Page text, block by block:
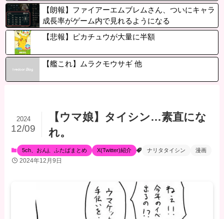
【朗報】ファイアーエムブレムさん、ついにキャラ
成長率がゲーム内で見れるようになる
【悲報】ピカチュウが大量に半額
【艦これ】ムラクモウサギ 他
【ウマ娘】タイシン…素直にな
れ。
2024
12/09
5ch、おんj、ふたばまとめ X(Twitter)紹介 ナリタタイシン 漫画
2024年12月9日